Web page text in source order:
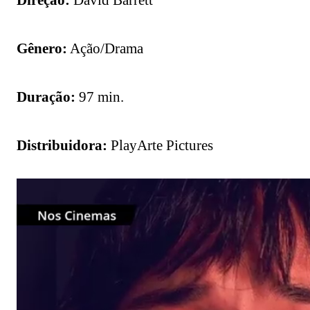
Gênero: Ação/Drama
Duração: 97 min.
Distribuidora: PlayArte Pictures